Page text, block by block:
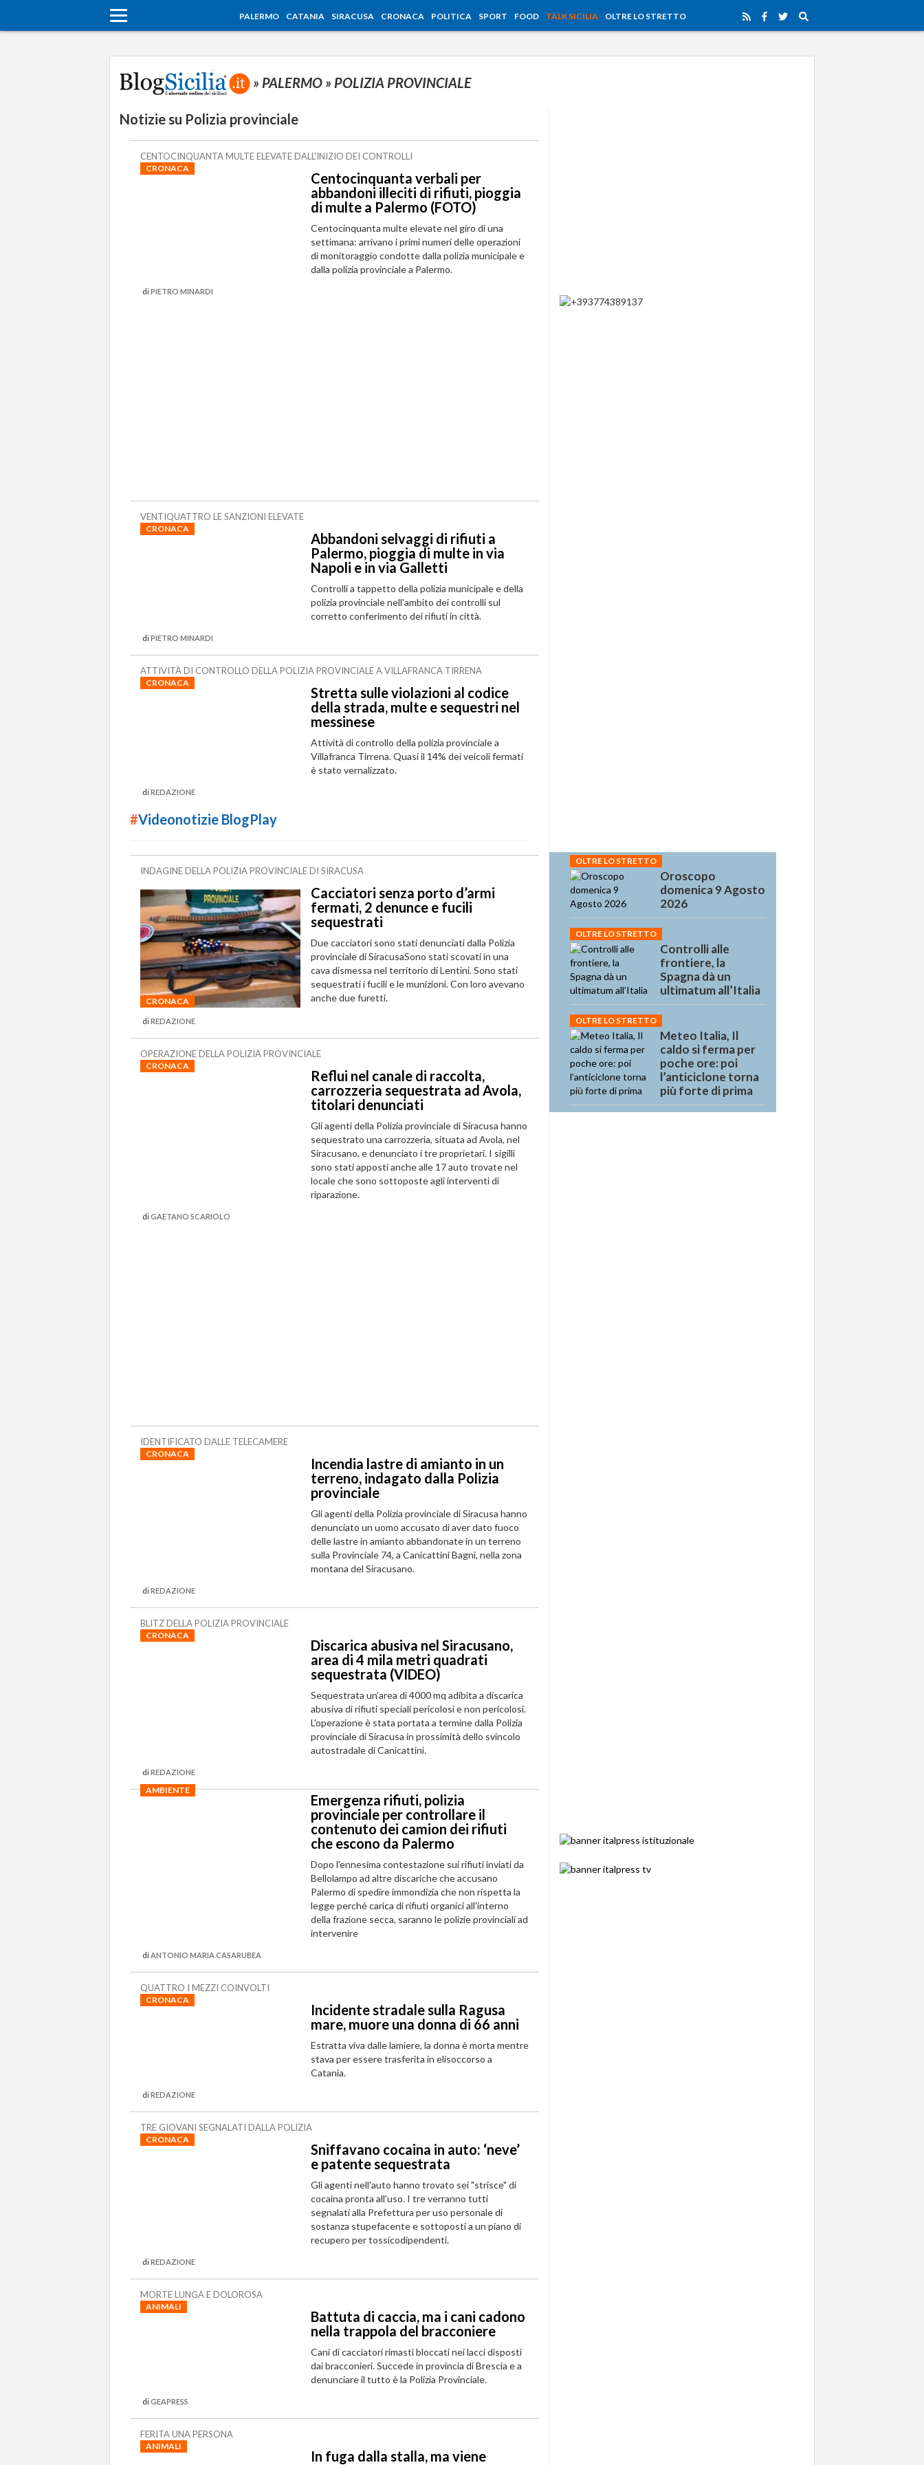
PALERMO CATANIA SIRACUSA CRONACA POLITICA SPORT FOOD TALK SICILIA OLTRE LO STRETTO
» PALERMO » POLIZIA PROVINCIALE
Notizie su Polizia provinciale
CENTOCINQUANTA MULTE ELEVATE DALL'INIZIO DEI CONTROLLI
CRONACA
Centocinquanta verbali per
abbandoni illeciti di rifiuti, pioggia
di multe a Palermo (FOTO)
Centocinquanta multe elevate nel giro di una
settimana: arrivano i primi numeri delle operazioni
di monitoraggio condotte dalla polizia municipale e
dalla polizia provinciale a Palermo.
diPIETRO MINARDI
VENTIQUATTRO LE SANZIONI ELEVATE
CRONACA
Abbandoni selvaggi di rifiuti a
Palermo, pioggia di multe in via
Napoli e in via Galletti
Controlli a tappetto della polizia municipale e della
polizia provinciale nell'ambito dei controlli sul
corretto conferimento dei rifiuti in città.
diPIETRO MINARDI
ATTIVITÀ DI CONTROLLO DELLA POLIZIA PROVINCIALE A VILLAFRANCA TIRRENA
CRONACA
Stretta sulle violazioni al codice
della strada, multe e sequestri nel
messinese
Attività di controllo della polizia provinciale a
Villafranca Tirrena. Quasi il 14% dei veicoli fermati
è stato vernalizzato.
diREDAZIONE
#Videonotizie BlogPlay
INDAGINE DELLA POLIZIA PROVINCIALE DI SIRACUSA
CRONACA
Cacciatori senza porto d’armi
fermati, 2 denunce e fucili
sequestrati
Due cacciatori sono stati denunciati dalla Polizia
provinciale di SiracusaSono stati scovati in una
cava dismessa nel territorio di Lentini. Sono stati
sequestrati i fucili e le munizioni. Con loro avevano
anche due furetti.
diREDAZIONE
OPERAZIONE DELLA POLIZIA PROVINCIALE
CRONACA
Reflui nel canale di raccolta,
carrozzeria sequestrata ad Avola,
titolari denunciati
Gli agenti della Polizia provinciale di Siracusa hanno
sequestrato una carrozzeria, situata ad Avola, nel
Siracusano, e denunciato i tre proprietari. I sigilli
sono stati apposti anche alle 17 auto trovate nel
locale che sono sottoposte agli interventi di
riparazione.
diGAETANO SCARIOLO
IDENTIFICATO DALLE TELECAMERE
CRONACA
Incendia lastre di amianto in un
terreno, indagato dalla Polizia
provinciale
Gli agenti della Polizia provinciale di Siracusa hanno
denunciato un uomo accusato di aver dato fuoco
delle lastre in amianto abbandonate in un terreno
sulla Provinciale 74, a Canicattini Bagni, nella zona
montana del Siracusano.
diREDAZIONE
BLITZ DELLA POLIZIA PROVINCIALE
CRONACA
Discarica abusiva nel Siracusano,
area di 4 mila metri quadrati
sequestrata (VIDEO)
Sequestrata un’area di 4000 mq adibita a discarica
abusiva di rifiuti speciali pericolosi e non pericolosi.
L'operazione è stata portata a termine dalla Polizia
provinciale di Siracusa in prossimità dello svincolo
autostradale di Canicattini.
diREDAZIONE
AMBIENTE
Emergenza rifiuti, polizia
provinciale per controllare il
contenuto dei camion dei rifiuti
che escono da Palermo
Dopo l'ennesima contestazione sui rifiuti inviati da
Bellolampo ad altre discariche che accusano
Palermo di spedire immondizia che non rispetta la
legge perché carica di rifiuti organici all'interno
della frazione secca, saranno le polizie provinciali ad
intervenire
diANTONIO MARIA CASARUBEA
QUATTRO I MEZZI COINVOLTI
CRONACA
Incidente stradale sulla Ragusa
mare, muore una donna di 66 anni
Estratta viva dalle lamiere, la donna è morta mentre
stava per essere trasferita in elisoccorso a
Catania.
diREDAZIONE
TRE GIOVANI SEGNALATI DALLA POLIZIA
CRONACA
Sniffavano cocaina in auto: ‘neve’
e patente sequestrata
Gli agenti nell'auto hanno trovato sei "strisce" di
cocaina pronta all'uso. I tre verranno tutti
segnalati alla Prefettura per uso personale di
sostanza stupefacente e sottoposti a un piano di
recupero per tossicodipendenti.
diREDAZIONE
MORTE LUNGA E DOLOROSA
ANIMALI
Battuta di caccia, ma i cani cadono
nella trappola del bracconiere
Cani di cacciatori rimasti bloccati nei lacci disposti
dai bracconieri. Succede in provincia di Brescia e a
denunciare il tutto è la Polizia Provinciale.
diGEAPRESS
FERITA UNA PERSONA
ANIMALI
In fuga dalla stalla, ma viene
OLTRE LO STRETTO
Oroscopo
domenica 9 Agosto
2026
OLTRE LO STRETTO
Controlli alle
frontiere, la
Spagna dà un
ultimatum all’Italia
OLTRE LO STRETTO
Meteo Italia, Il
caldo si ferma per
poche ore: poi
l’anticiclone torna
più forte di prima